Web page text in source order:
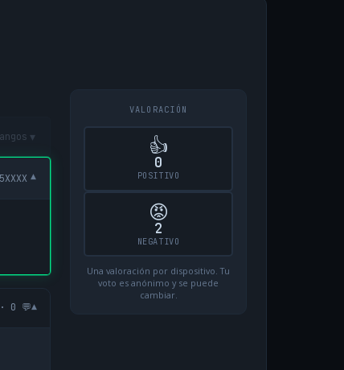
▾
▾
0 💬▾
VALORACIÓN
👍
0
POSITIVO
😡
2
NEGATIVO
Una valoración por dispositivo. Tu
voto es anónimo y se puede
cambiar.